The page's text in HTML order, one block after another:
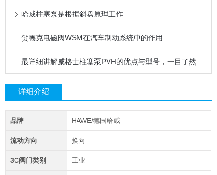
哈威柱塞泵是根据斜盘原理工作
贺德克电磁阀WSM在汽车制动系统中的作用
最详细讲解威格士柱塞泵PVH的优点与型号，一目了然
详细介绍
品牌 HAWE/德国哈威
流动方向 换向
3C阀门类别 工业